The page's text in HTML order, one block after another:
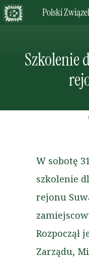
Polski
Szkolenie
W sobotę
szkolenie
rejonu
Rozpoczął
Zarządu,